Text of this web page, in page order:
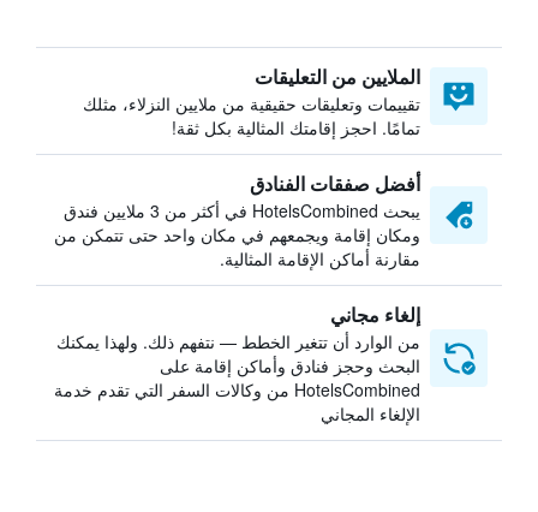
الملايين من التعليقات
تقييمات وتعليقات حقيقية من ملايين النزلاء، مثلك
تمامًا. احجز إقامتك المثالية بكل ثقة!
أفضل صفقات الفنادق
يبحث HotelsCombined في أكثر من 3 ملايين فندق
ومكان إقامة ويجمعهم في مكان واحد حتى تتمكن من
مقارنة أماكن الإقامة المثالية.
إلغاء مجاني
من الوارد أن تتغير الخطط — نتفهم ذلك. ولهذا يمكنك
البحث وحجز فنادق وأماكن إقامة على
HotelsCombined من وكالات السفر التي تقدم خدمة
الإلغاء المجاني